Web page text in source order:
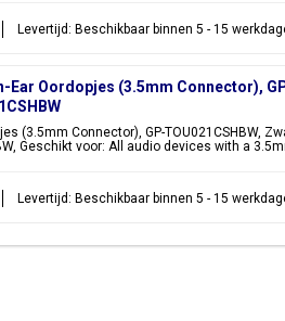
Levertijd: Beschikbaar binnen 5 - 15
Ear Oordopjes (3.5mm Connector),
(3.5mm Connector), GP-TOU021CSHBW,
Geschikt voor: All audio devices with a
Levertijd: Beschikbaar binnen 5 - 15